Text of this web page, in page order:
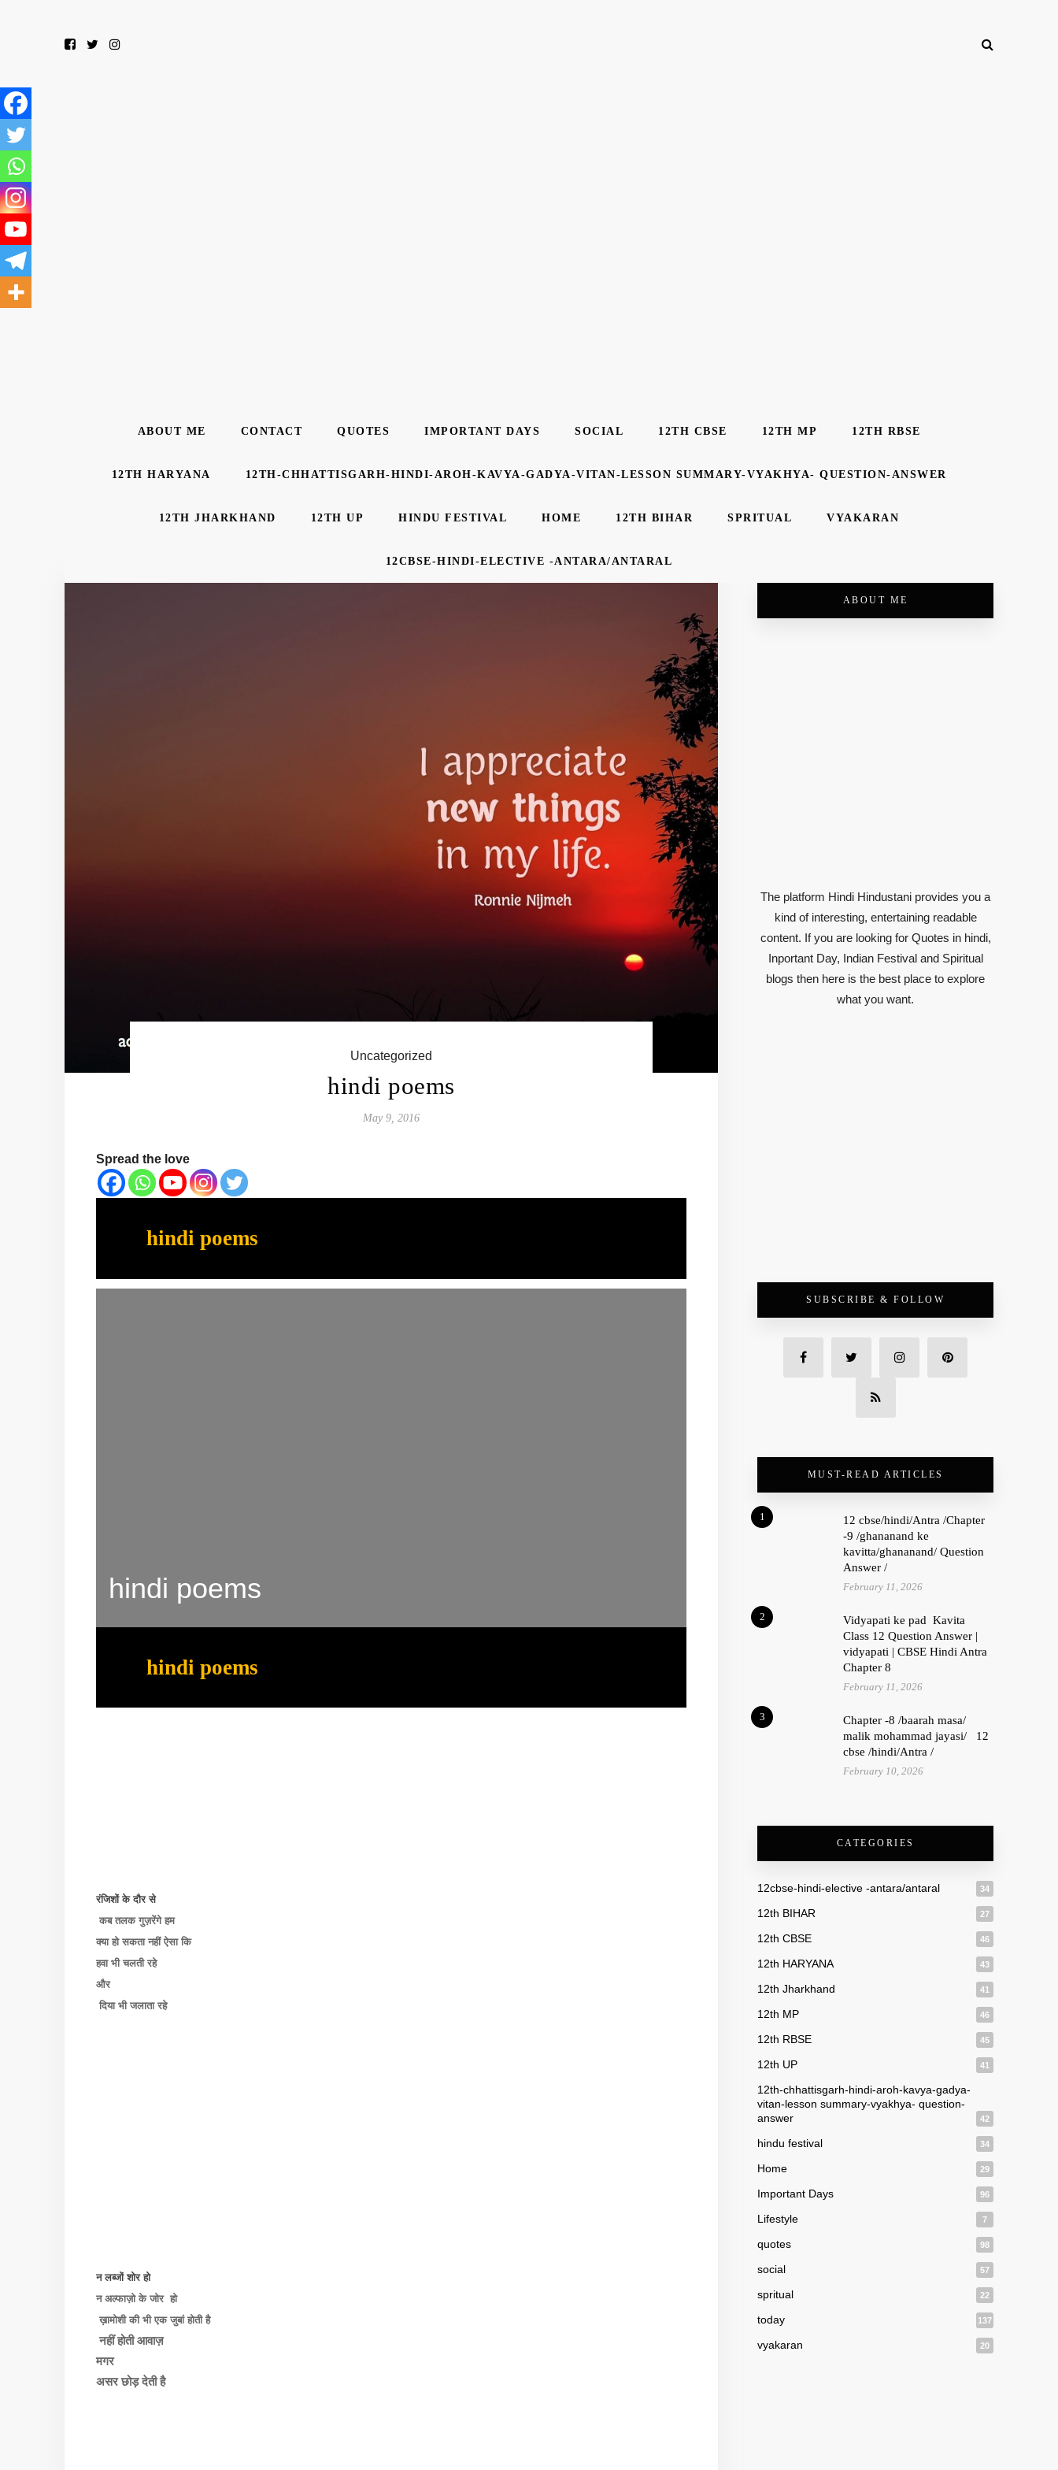
ABOUT ME CONTACT QUOTES IMPORTANT DAYS SOCIAL 12TH CBSE 12TH MP 12TH RBSE
12TH HARYANA 12TH-CHHATTISGARH-HINDI-AROH-KAVYA-GADYA-VITAN-LESSON SUMMARY-VYAKHYA- QUESTION-ANSWER
12TH JHARKHAND 12TH UP HINDU FESTIVAL HOME 12TH BIHAR SPRITUAL VYAKARAN
12CBSE-HINDI-ELECTIVE -ANTARA/ANTARAL
Uncategorized
hindi poems
May 9, 2016
Spread the love
hindi poems
hindi poems
hindi poems
रंजिशों के दौर से
कब तलक गुज़रेंगे हम
क्या हो सकता नहीं ऐसा कि
हवा भी चलती रहे
और
दिया भी जलाता रहे
न लब्जों शोर हो
न अल्फाज़ो के जोर हो
ख़ामोशी की भी एक जुबां होती है
नहीं होतीआवाज़
मगर
असर छोड़ देती है
ABOUT ME
The platform Hindi Hindustani provides you a
kind of interesting, entertaining readable
content. If you are looking for Quotes in hindi,
Inportant Day, Indian Festival and Spiritual
blogs then here is the best place to explore
what you want.
SUBSCRIBE & FOLLOW
MUST-READ ARTICLES
1
12 cbse/hindi/Antra /Chapter
-9 /ghananand ke
kavitta/ghananand/ Question
Answer /
February 11, 2026
2
Vidyapati ke pad Kavita
Class 12 Question Answer |
vidyapati | CBSE Hindi Antra
Chapter 8
February 11, 2026
3
Chapter -8 /baarah masa/
malik mohammad jayasi/ 12
cbse /hindi/Antra /
February 10, 2026
CATEGORIES
12cbse-hindi-elective -antara/antaral 34
12th BIHAR 27
12th CBSE 46
12th HARYANA 43
12th Jharkhand 41
12th MP 46
12th RBSE 45
12th UP 41
12th-chhattisgarh-hindi-aroh-kavya-gadya-
vitan-lesson summary-vyakhya- question-
answer
42
hindu festival 34
Home 29
Important Days 96
Lifestyle 7
quotes 98
social 57
spritual 22
today 137
vyakaran 20